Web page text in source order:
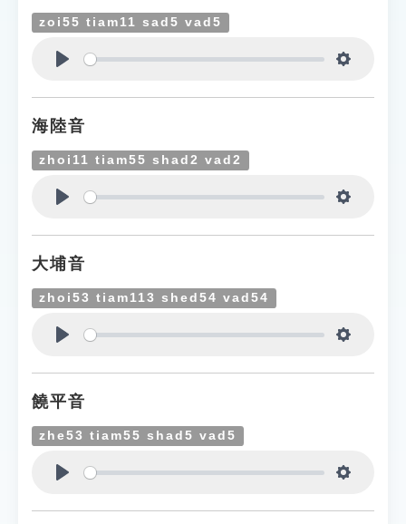
教學應用
貓頭鷹博士
zoi55 tiam11 sad5 vad5
海陸音
zhoi11 tiam55 shad2 vad2
大埔音
zhoi53 tiam113 shed54 vad54
饒平音
zhe53 tiam55 shad5 vad5